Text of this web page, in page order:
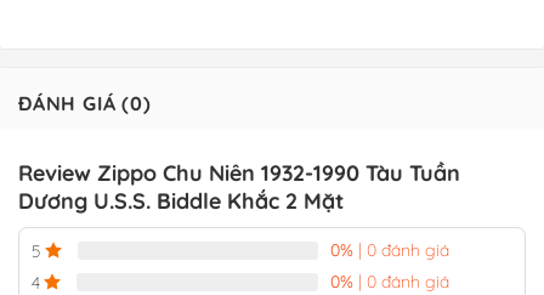
ĐÁNH GIÁ (0)
Review Zippo Chu Niên 1932-1990 Tàu Tuần
Dương U.S.S. Biddle Khắc 2 Mặt
5 0% | 0 đánh giá
4
0% | 0 đánh giá